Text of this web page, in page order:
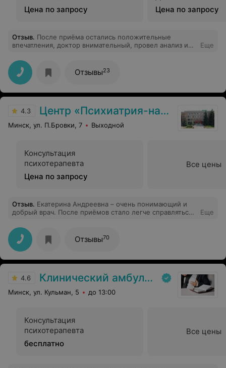
Цена по запросу
Цена по запросу
Отзыв. После приёма остались положительные
впечатления, доктор внимательный, провел анализ и
а главное появилось желания серьезной и долгой
работы над собой.
Еще
Отзывы23
4.3 Центр «Психиатрия-наркология»
Минск, ул. П.Бровки, 7 Выходной
Консультация
психотерапевта
Цена по запросу
Все цены
Отзыв. Екатерина Андреевна – очень понимающий и
добрый врач. После приёмов стало легче справляться
диагнозом . Она помогла мне принять себя , а так же и
помогла моим родителям понимать меня !❤️❤️❤️
Еще
Отзывы70
4.6 Клинический амбуланс доктора Хадоркина
Минск, ул. Кульман, 5 до 13:00
Консультация
психотерапевта
бесплатно
Все цены